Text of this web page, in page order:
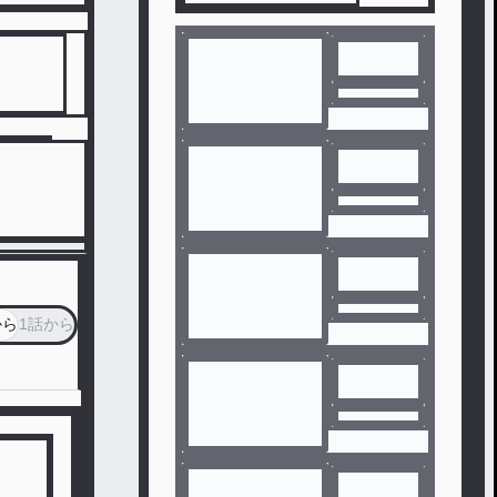
1話から